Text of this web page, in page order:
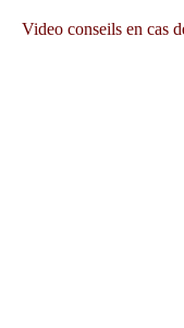
Video conseils en cas